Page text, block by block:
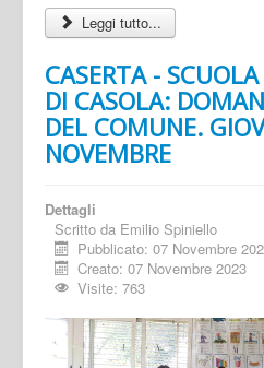
Leggi tutto...
CASERTA -
DI CASOLA:
DEL COMUNE.
NOVEMBRE
Dettagli
Scritto da Emilio Spiniello
Pubblicato: 07 Novembre
Creato: 07 Novembre 2023
Visite: 763